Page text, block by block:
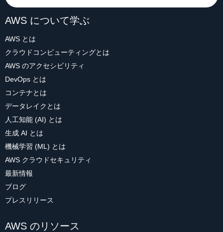
AWS について学ぶ
AWS とは
クラウドコンピューティングとは
AWS のアクセシビリティ
DevOps とは
コンテナとは
データレイクとは
人工知能 (AI) とは
生成 AI とは
機械学習 (ML) とは
AWS クラウドセキュリティ
最新情報
ブログ
プレスリリース
AWS のリソース